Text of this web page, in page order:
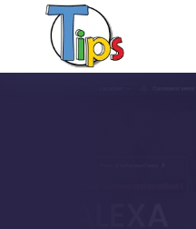
Turtle